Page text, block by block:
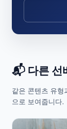
📬 다른 선
같은 콘텐츠 유형
으로 보여줍니다.